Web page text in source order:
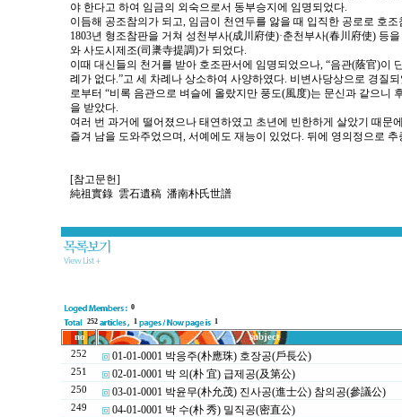
야 한다고 하여 임금의 외숙으로서 동부승지에 임명되었다.
이듬해 공조참의가 되고, 임금이 천연두를 앓을 때 입직한 공로로 호
1803년 형조참판을 거쳐 성천부사(成川府使)·춘천부사(春川府使) 등
와 사도시제조(司䆃寺提調)가 되었다.
이때 대신들의 천거를 받아 호조판서에 임명되었으나, “음관(蔭官)이
례가 없다.”고 세 차례나 상소하여 사양하였다. 비변사당상으로 경질
로부터 “비록 음관으로 벼슬에 올랐지만 풍도(風度)는 문신과 같으니
을 받았다.
여러 번 과거에 떨어졌으나 태연하였고 초년에 빈한하게 살았기 때문
즐겨 남을 도와주었으며, 서예에도 재능이 있었다. 뒤에 영의정으로
[참고문헌]
純祖實錄 雲石遺稿 潘南朴氏世譜
0
252
1 1
no
subject
252
01-01-0001 박응주(朴應珠) 호장공(戶長公)
251 02-01-0001 박 의(朴 宜) 급제공(及第公)
250 03-01-0001 박윤무(朴允茂) 진사공(進士公) 참의공(參議公)
249 04-01-0001 박 수(朴 秀) 밀직공(密直公)